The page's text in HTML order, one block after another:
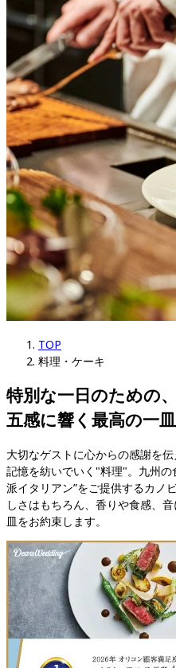
TOP
料理・ケーキ
特別な一日のための、
五感に響く最高の一皿
大切なゲストに心からの感謝を
記憶を紡いでいく"料理"。九州
派イタリアン”をご提供するカノ
しさはもちろん、香りや食感、
皿をお約束します。